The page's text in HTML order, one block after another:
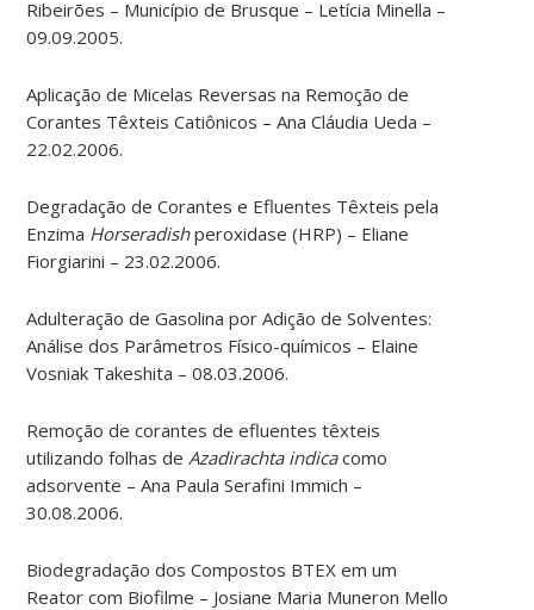
Ribeirões – Município de Brusque – Letícia Minella –
09.09.2005.
Aplicação de Micelas Reversas na Remoção de
Corantes Têxteis Catiônicos – Ana Cláudia Ueda –
22.02.2006.
Degradação de Corantes e Efluentes Têxteis pela
Enzima Horseradishperoxidase (HRP) – Eliane
Fiorgiarini – 23.02.2006.
Adulteração de Gasolina por Adição de Solventes:
Análise dos Parâmetros Físico-químicos – Elaine
Vosniak Takeshita – 08.03.2006.
Remoção de corantes de efluentes têxteis
utilizando folhas de Azadirachta indicacomo
adsorvente – Ana Paula Serafini Immich –
30.08.2006.
Biodegradação dos Compostos BTEX em um
Reator com Biofilme – Josiane Maria Muneron Mello